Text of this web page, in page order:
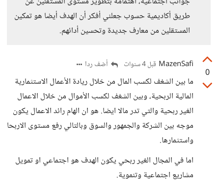
طريق أكاديمية حسوب جعلني أفكر أن الهدف أيضا هو تمكين
المستقلين من معارف جديدة وتحسين أدائهم.
0
MazenSafi قبل 4 سنوات أضف ردا
ما بين الشغف لكسب المال من خلال ريادة الأعمال الاستثمارية
المالية الربحية، وبين الشغف لكسب الأموال من خلال الاعمال
الغير ربحية والتي تدر مالا ايضا. هو ان الهام رائد الاعمال يكون
موجه بين الشركة والجمهور والسوق وبالتالي رفع مستوى الاربحا
واستثمارها.
اما في المجال الغير ربحي يكون الهدف هو اجتماعي او تمويل
مشاريع اجتماعية وتنموية.